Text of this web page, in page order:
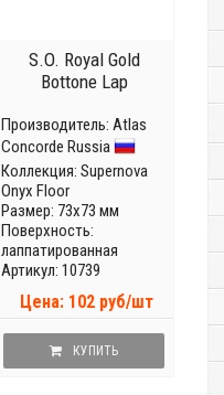
S.O. Royal Gold
Bottone Lap
Производитель: Atlas
Concorde Russia
Коллекция: Supernova
Onyx Floor
Размер: 73x73 мм
Поверхность:
лаппатированная
Артикул: 10739
Цена: 102 руб/шт
КУПИТЬ